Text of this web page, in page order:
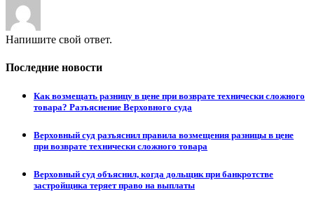
Напишите свой ответ.
Последние новости
Как возмещать разницу в цене при возврате технически сложного
товара? Разъяснение Верховного суда
Верховный суд разъяснил правила возмещения разницы в цене
при возврате технически сложного товара
Верховный суд объяснил, когда дольщик при банкротстве
застройщика теряет право на выплаты